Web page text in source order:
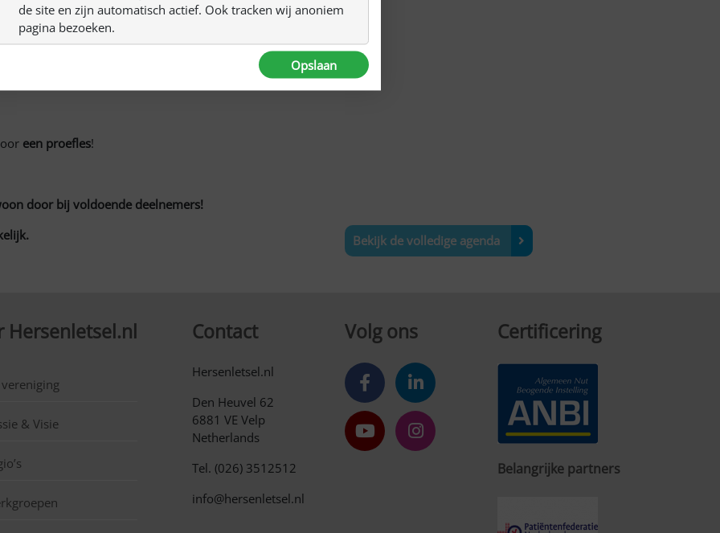
De Graafschap 97A)
een proefles!
door bij voldoende deelnemers!
Bekijk de volledige agenda
Hersenletsel.nl
vereniging
& Visie
Contact
Hersenletsel.nl
Den Heuvel 62
6881 VE Velp
Netherlands
Tel. (026) 3512512
info@hersenletsel.nl
Volg ons Certificering
Belangrijke partners
de site en zijn automatisch actief. Ook tracken wij anoniem
pagina bezoeken.
Opslaan